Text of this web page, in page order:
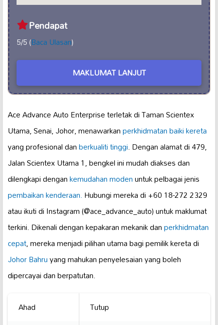
Pendapat
5/5 (Baca Ulasan)
MAKLUMAT LANJUT
Ace Advance Auto Enterprise terletak di Taman Scientex
Utama, Senai, Johor, menawarkanperkhidmatan baiki kereta
yang profesional danberkualiti tinggi. Dengan alamat di 479,
Jalan Scientex Utama 1, bengkel ini mudah diakses dan
dilengkapi dengankemudahan modenuntuk pelbagai jenis
pembaikan kenderaan.Hubungi mereka di +60 18-272 2329
atau ikuti di Instagram (@ace_advance_auto) untuk maklumat
terkini. Dikenali dengan kepakaran mekanik danperkhidmatan
cepat, mereka menjadi pilihan utama bagi pemilik kereta di
Johor Bahruyang mahukan penyelesaian yang boleh
dipercayai dan berpatutan.
Ahad
Tutup